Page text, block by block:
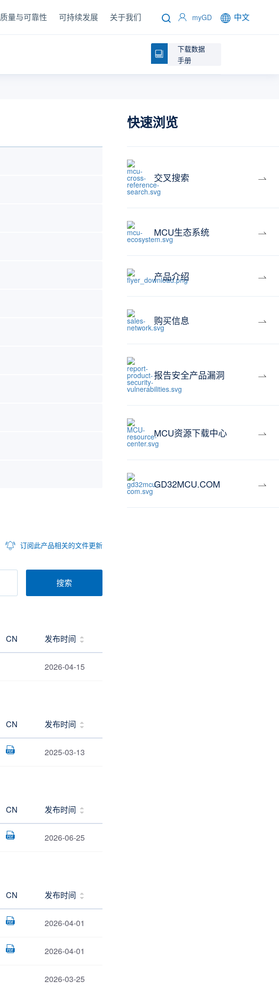
质量与可靠性 可持续发展 关于我们 myGD 中文
下载数据
手册
订阅此产品相关的文件更新
搜索
CN 发布时间
2026-04-15
CN 发布时间
2025-03-13
CN 发布时间
2026-06-25
CN 发布时间
2026-04-01
2026-04-01
2026-03-25
快速浏览
交叉搜索
MCU生态系统
产品介绍
购买信息
报告安全产品漏洞
MCU资源下载中心
GD32MCU.COM